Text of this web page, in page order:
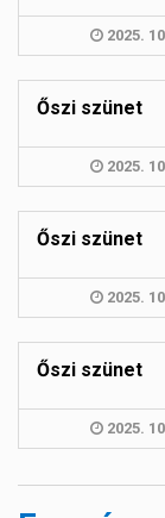
2025.
Őszi szünet
2025.
Őszi szünet
2025.
Őszi szünet
2025.